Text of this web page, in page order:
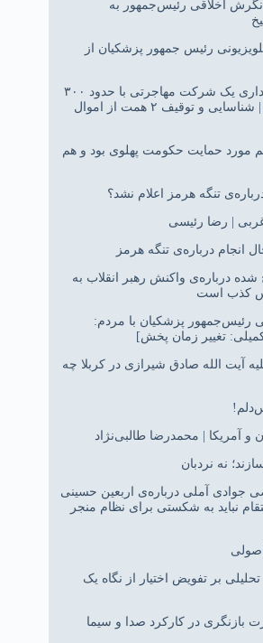
اخلاقی رئیس‌جمهور به
رئیس جمهور پزشکیان از
رسیدگی به پرونده کلاهبرداری یک شرکت مهاجرتی با حدود ۳۰۰
شاکی در دادسرای تهران | شناسایی و توقیف ۲ همت از اموال
مورد حمایت حکومت پهلوی بود و هم
تنگه هرمز اعلام نشد؟
| رضا رئیسی
انجام درباره‌ی تنگه هرمز
درباره‌ی واکنش رهبر انقلاب به
کذب است
رئیس‌جمهور پزشکیان با مردم:
آیت الله صادق شیرازی در کربلا چه
نه نردبان
جوادی آملی درباره‌ی اربعین حسینی
نباید به شکستی برای نظام منجر
بر تفویض اختیار از نگاه یک
بازنگری در کارکرد صدا و سیما